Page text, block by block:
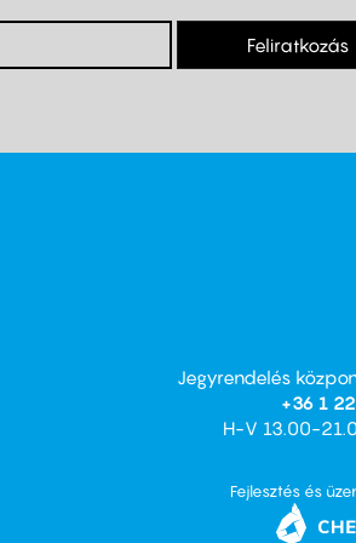
Feliratkozás
Jegyrendelés
+36 1
H-V 13.00-
Fejlesztés és